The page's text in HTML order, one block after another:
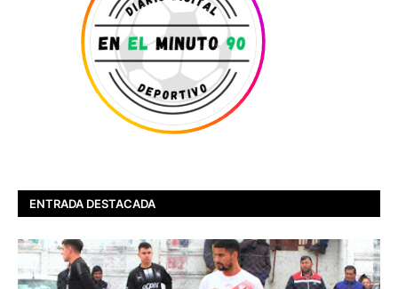
ENTRADA DESTACADA